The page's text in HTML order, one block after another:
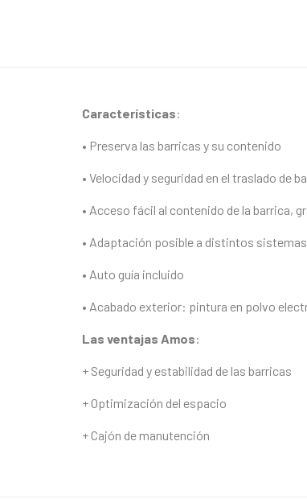
Características:
• Preserva las barricas y su contenido
• Velocidad y seguridad en el traslado de
• Acceso fácil al contenido de la barrica,
• Adaptación posible a distintos
• Auto guía incluido
• Acabado exterior: pintura en polvo
Las ventajas Amos:
+ Seguridad y estabilidad de las barricas
+ Optimización del espacio
+ Cajón de manutención